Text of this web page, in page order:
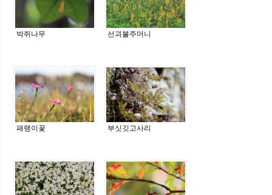
박쥐나무 선괴불주머니
패랭이꽃 부싯깃고사리